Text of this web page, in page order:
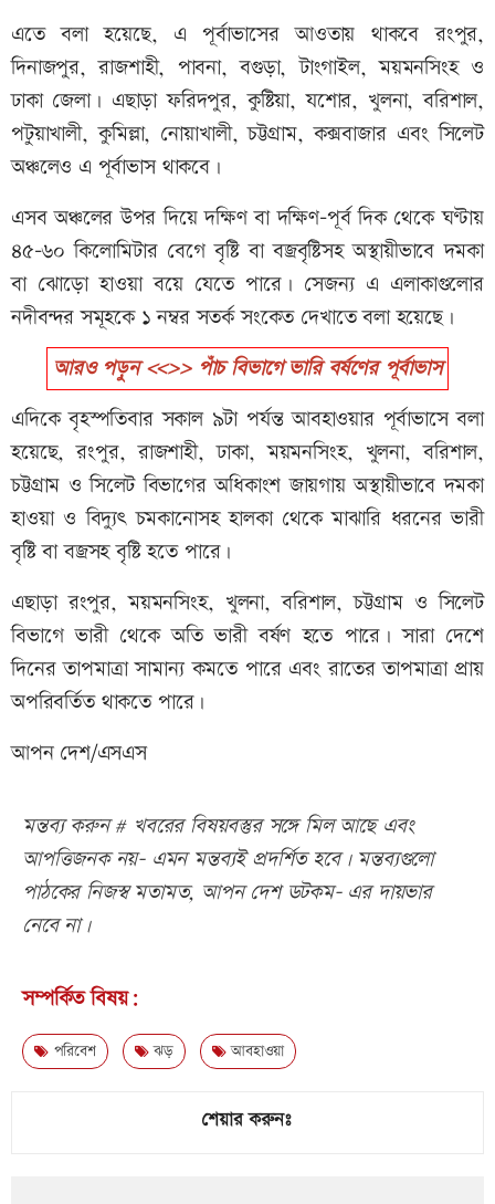
এতে বলা হয়েছে, এ পূর্বাভাসের আওতায় থাকবে রংপুর,
দিনাজপুর, রাজশাহী, পাবনা, বগুড়া, টাংগাইল, ময়মনসিংহ ও
ঢাকা জেলা। এছাড়া ফরিদপুর, কুষ্টিয়া, যশোর, খুলনা, বরিশাল,
পটুয়াখালী, কুমিল্লা, নোয়াখালী, চট্টগ্রাম, কক্সবাজার এবং সিলেট
অঞ্চলেও এ পূর্বাভাস থাকবে।
এসব অঞ্চলের উপর দিয়ে দক্ষিণ বা দক্ষিণ-পূর্ব দিক থেকে ঘণ্টায়
৪৫-৬০ কিলোমিটার বেগে বৃষ্টি বা বজ্রবৃষ্টিসহ অস্থায়ীভাবে দমকা
বা ঝোড়ো হাওয়া বয়ে যেতে পারে। সেজন্য এ এলাকাগুলোর
নদীবন্দর সমূহকে ১ নম্বর সতর্ক সংকেত দেখাতে বলা হয়েছে।
আরও পড়ুন <<>> পাঁচ বিভাগে ভারি বর্ষণের পূর্বাভাস
এদিকে বৃহস্পতিবার সকাল ৯টা পর্যন্ত আবহাওয়ার পূর্বাভাসে বলা
হয়েছে, রংপুর, রাজশাহী, ঢাকা, ময়মনসিংহ, খুলনা, বরিশাল,
চট্টগ্রাম ও সিলেট বিভাগের অধিকাংশ জায়গায় অস্থায়ীভাবে দমকা
হাওয়া ও বিদ্যুৎ চমকানোসহ হালকা থেকে মাঝারি ধরনের ভারী
বৃষ্টি বা বজ্রসহ বৃষ্টি হতে পারে।
এছাড়া রংপুর, ময়মনসিংহ, খুলনা, বরিশাল, চট্টগ্রাম ও সিলেট
বিভাগে ভারী থেকে অতি ভারী বর্ষণ হতে পারে। সারা দেশে
দিনের তাপমাত্রা সামান্য কমতে পারে এবং রাতের তাপমাত্রা প্রায়
অপরিবর্তিত থাকতে পারে।
আপন দেশ/এসএস
মন্তব্য করুন # খবরের বিষয়বস্তুর সঙ্গে মিল আছে এবং
আপত্তিজনক নয়- এমন মন্তব্যই প্রদর্শিত হবে। মন্তব্যগুলো
পাঠকের নিজস্ব মতামত, আপন দেশ ডটকম- এর দায়ভার
নেবে না।
সম্পর্কিত বিষয়:
পরিবেশ ঝড় আবহাওয়া
শেয়ার করুনঃ